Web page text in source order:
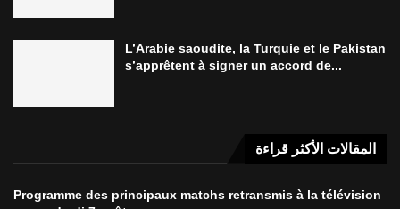
L’Arabie saoudite, la Turquie et le Pakistan
s’apprêtent à signer un accord de...
المقالات الأكثر قراءة
Programme des principaux matchs retransmis à la télévision